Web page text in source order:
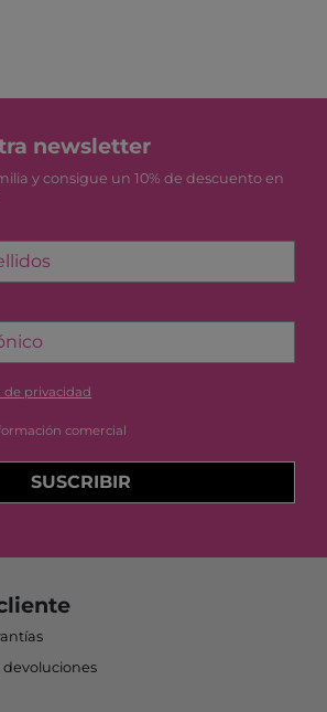
newsletter
y consigue un 10% de descuento en
de privacidad
comercial
SUSCRIBIR
devoluciones